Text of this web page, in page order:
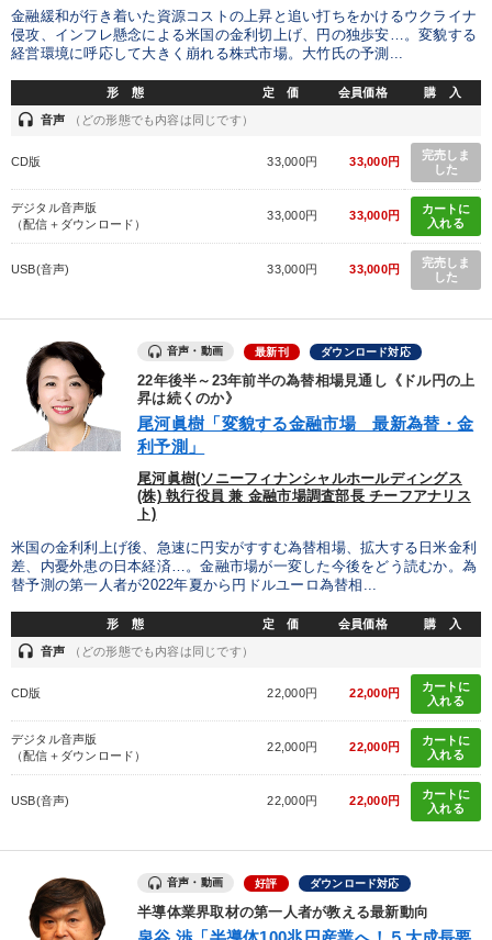
金融緩和が行き着いた資源コストの上昇と追い打ちをかけるウクライナ
侵攻、インフレ懸念による米国の金利切上げ、円の独歩安…。変貌する
経営環境に呼応して大きく崩れる株式市場。大竹氏の予測...
形 態 定 価 会員価格 購 入
headset 音声 （どの形態でも内容は同じです）
CD版 33,000円 33,000円
完売しま
した
デジタル音声版
（配信＋ダウンロード）
33,000円 33,000円
カートに
入れる
USB(音声) 33,000円 33,000円
完売しま
した
音声・動画 最新刊 ダウンロード対応
22年後半～23年前半の為替相場見通し《ドル円の上
昇は続くのか》
尾河眞樹「変貌する金融市場 最新為替・金
利予測」
尾河眞樹(ソニーフィナンシャルホールディングス
(株) 執行役員 兼 金融市場調査部長 チーフアナリス
ト)
米国の金利利上げ後、急速に円安がすすむ為替相場、拡大する日米金利
差、内憂外患の日本経済…。金融市場が一変した今後をどう読むか。為
替予測の第一人者が2022年夏から円ドルユーロ為替相...
形 態 定 価 会員価格 購 入
headset 音声 （どの形態でも内容は同じです）
CD版 22,000円 22,000円
カートに
入れる
デジタル音声版
（配信＋ダウンロード）
22,000円 22,000円
カートに
入れる
USB(音声) 22,000円 22,000円
カートに
入れる
音声・動画 好評 ダウンロード対応
半導体業界取材の第一人者が教える最新動向